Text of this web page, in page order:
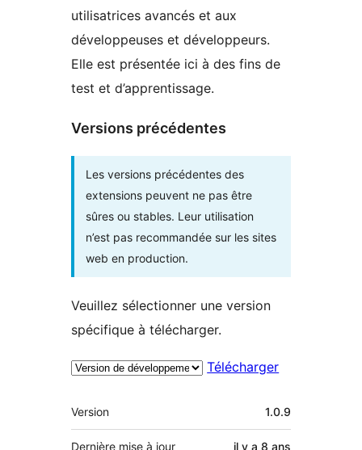
utilisatrices avancés et aux
développeuses et développeurs.
Elle est présentée ici à des fins de
test et d’apprentissage.
Versions précédentes
Les versions précédentes des
extensions peuvent ne pas être
sûres ou stables. Leur utilisation
n’est pas recommandée sur les sites
web en production.
Veuillez sélectionner une version
spécifique à télécharger.
Télécharger
Méta
Version 1.0.9
Dernière mise à jour il y a 8 ans